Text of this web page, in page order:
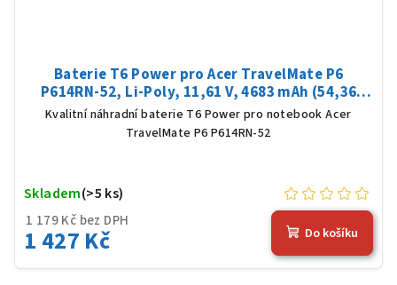
Baterie T6 Power pro Acer TravelMate P6
P614RN-52, Li-Poly, 11,61 V, 4683 mAh (54,36
Wh), černá
Kvalitní náhradní baterie T6 Power pro notebook Acer
TravelMate P6 P614RN-52
1 179 Kč bez DPH
1 427 Kč
Skladem(>5 ks)
Do košíku